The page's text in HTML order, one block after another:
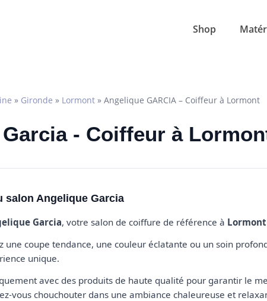
Shop
» Gironde » Lormont » Angelique GARCIA – Coiffeur à Lormont
- Coiffeur à
salon Angelique Garcia
Garcia, votre salon de coiffure de référence à Lormont
une coupe tendance, une couleur éclatante ou un soin
unique.
avec des produits de haute qualité pour garantir le
vous chouchouter dans une ambiance chaleureuse et